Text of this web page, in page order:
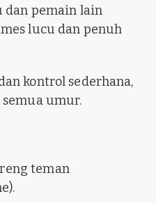
dan pemain lain
lucu dan penuh
kontrol sederhana,
umur.
teman